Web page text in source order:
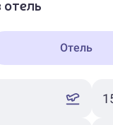
Отель